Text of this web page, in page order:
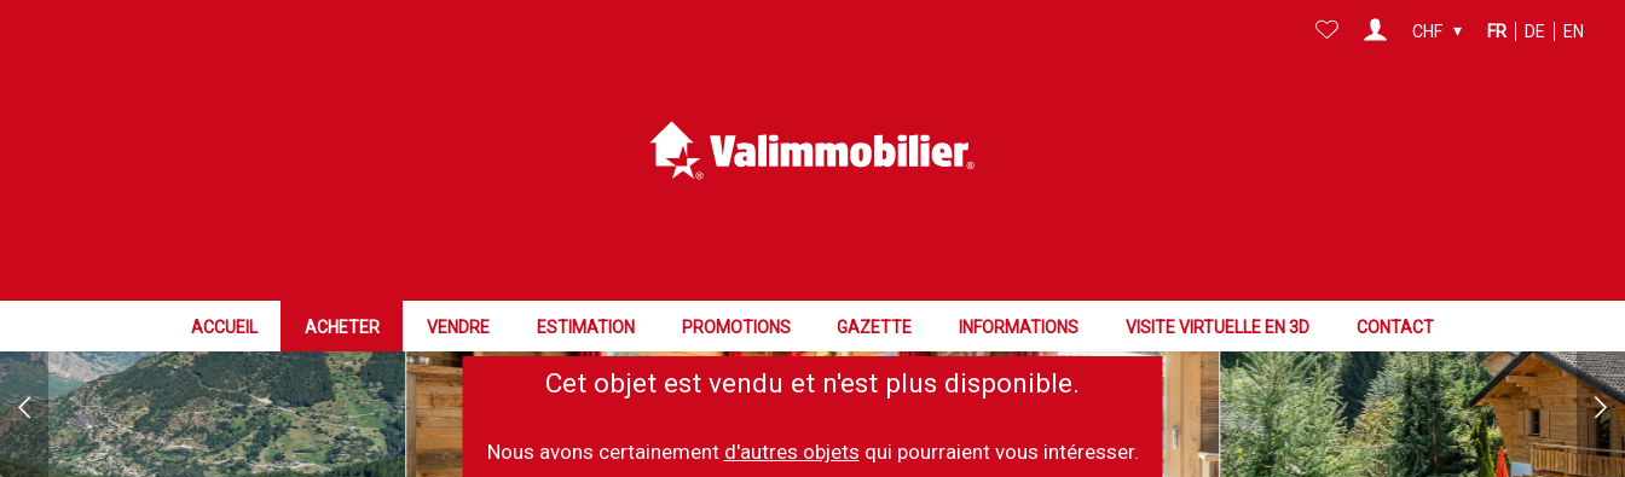
ACCUEIL ACHETER VENDRE ESTIMATION PROMOTIONS GAZETTE INFORMATIONS VISITE VIRTUELLE EN 3D CONTACT
CHF FR DE EN
Cet objet est vendu et n'est plus disponible.
Nous avons certainement d'autres objets qui pourraient vous intéresser.